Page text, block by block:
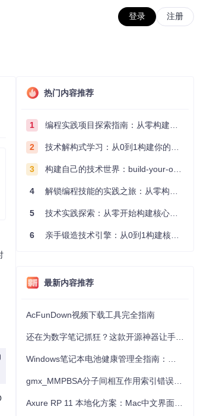
登录 注册
热门内容推荐
1 编程实践项目探索指南：从零构建技术能力体系
2 技术解构式学习：从0到1构建你的编程知识体系
3 构建自己的技术世界：build-your-own-x项目的实践探索指南
4 解锁编程技能的实践之旅：从零构建你的技术世界
5 技术实践探索：从零开始构建核心系统的实践指南
6 亲手锻造技术引擎：从0到1构建核心系统的实践指南
最新内容推荐
AcFunDown视频下载工具完全指南